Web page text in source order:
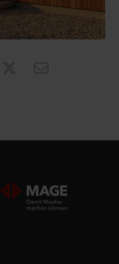
Mageroof Logo Footer